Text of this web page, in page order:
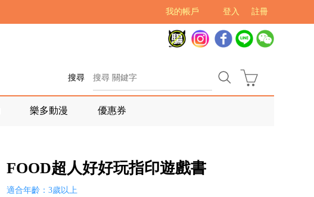
註冊
登入
我的帳戶
搜尋
樂多動漫 優惠券
FOOD超人好好玩指印遊戲書
適合年齡：3歲以上